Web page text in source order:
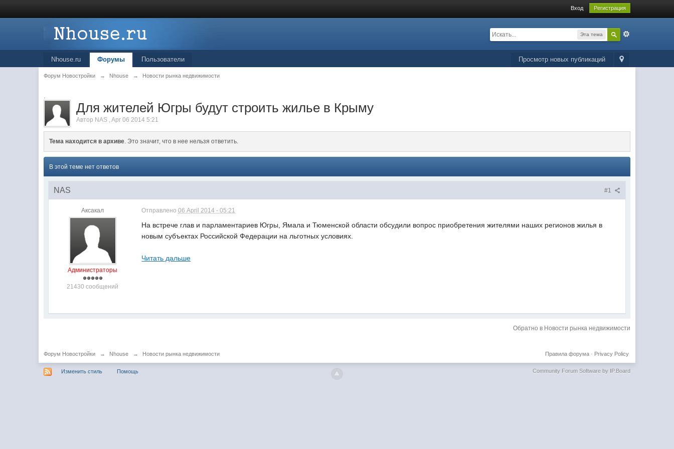
Вход Регистрация
Эта тема
Просмотр новых публикаций
Nhouse.ru Форумы Пользователи
Форум Новостройки → Nhouse → Новости рынка недвижимости
.
Для жителей Югры будут строить жилье в Крыму
Автор NAS ,Apr 06 2014 5:21
Тема находится в архиве. Это значит, что в нее нельзя ответить.
В этой теме нет ответов
#1
NAS
Аксакал
Администраторы
21430 сообщений
Отправлено06 April 2014 - 05:21
На встрече глав и парламентариев Югры, Ямала и Тюменской области обсудили вопрос приобретения жителями наших регионов жилья в
новым субъектах Российской Федерации на льготных условиях.
Читать дальше
Обратно в Новости рынка недвижимости
Форум Новостройки → Nhouse → Новости рынка недвижимости Privacy Policy
Правила форума·
Изменить стиль Помощь Community Forum Software by IP.Board